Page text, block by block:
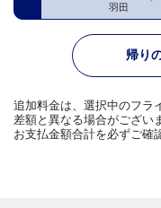
羽田
帰り
追加料金は、選択中のフラ
差額と異なる場合がござい
お支払金額合計を必ずご確